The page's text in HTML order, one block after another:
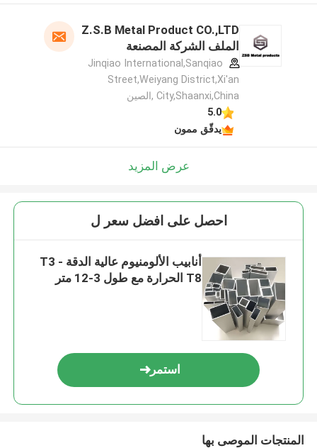
Z.S.B Metal Product CO.,LTD
الملف الشركة المصنعة
Jinqiao International,Sanqiao
Street,Weiyang District,Xi'an
City,Shaanxi,China ,الصين
5.0
يدقّق ممون
عرض المزيد
احصل على افضل سعر ل
أنابيب الألومنيوم عالية الدقة T3 -
T8 الحرارة مع طول 3-12 متر
استمر
المنتجات الموصى بها